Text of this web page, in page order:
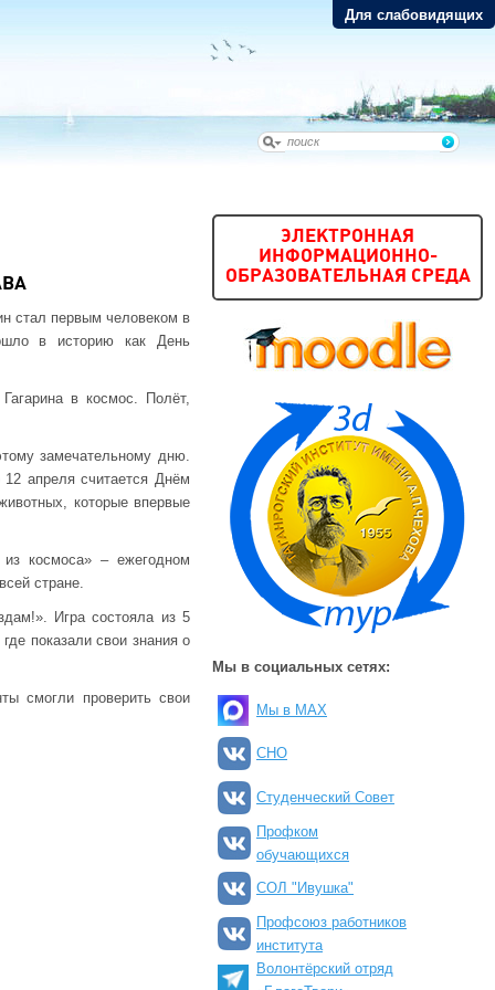
Для слабовидящих
стал первым человеком в
в историю как День
в космос. Полёт,
замечательному дню.
апреля считается Днём
которые впервые
космоса» – ежегодном
стране.
Игра состояла из 5
показали свои знания о
смогли проверить свои
ЭЛЕКТРОННАЯ
ИНФОРМАЦИОННО-
ОБРАЗОВАТЕЛЬНАЯ СРЕДА
Мы в социальных сетях:
Мы в MAX
СНО
Студенческий Совет
Профком
обучающихся
СОЛ "Ивушка"
Профсоюз работников
института
Волонтёрский отряд